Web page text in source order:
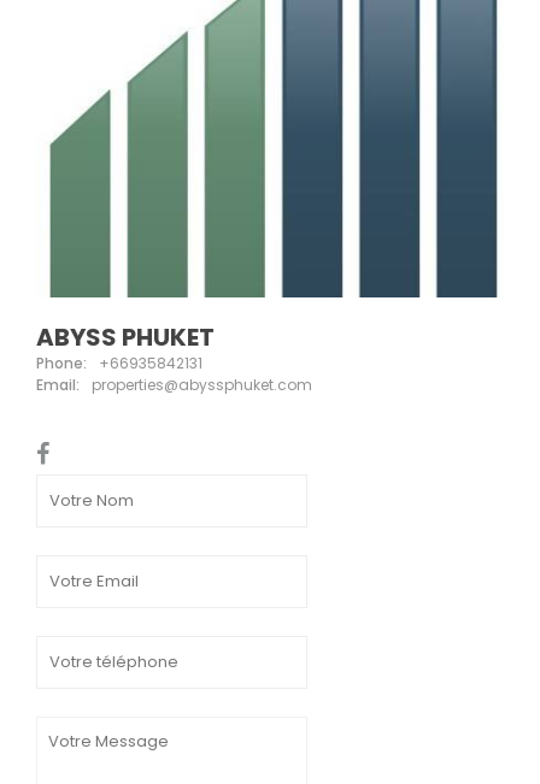
ABYSS PHUKET
Phone:
+66935842131
Email:
properties@abyssphuket.com